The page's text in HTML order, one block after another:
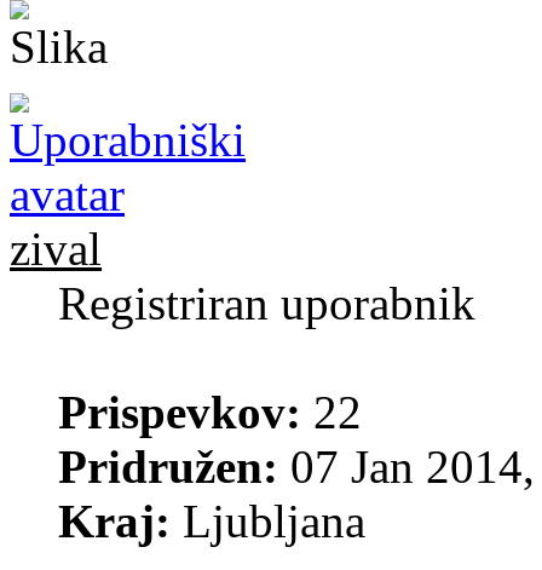
zival
Registriran uporabnik
Prispevkov: 22
Pridružen: 07 Jan
Kraj: Ljubljana